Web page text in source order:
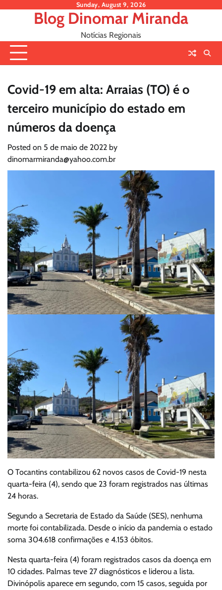
Sunday, August 9, 2026
Blog Dinomar Miranda
Notícias Regionais
Covid-19 em alta: Arraias (TO) é o
terceiro município do estado em
números da doença
Posted on 5 de maio de 2022 by
dinomarmiranda@yahoo.com.br
O Tocantins contabilizou 62 novos casos de Covid-19 nesta
quarta-feira (4), sendo que 23 foram registrados nas últimas
24 horas.
Segundo a Secretaria de Estado da Saúde (SES), nenhuma
morte foi contabilizada. Desde o início da pandemia o estado
soma 304.618 confirmações e 4.153 óbitos.
Nesta quarta-feira (4) foram registrados casos da doença em
10 cidades. Palmas teve 27 diagnósticos e liderou a lista.
Divinópolis aparece em segundo, com 15 casos, seguida por